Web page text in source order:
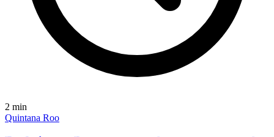
2 min
Quintana Roo